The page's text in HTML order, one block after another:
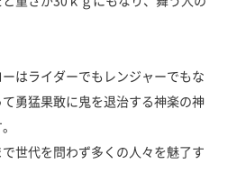
はライダーでもレンジャーでもな
勇猛果敢に鬼を退治する神楽の神
世代を問わず多くの人々を魅了す